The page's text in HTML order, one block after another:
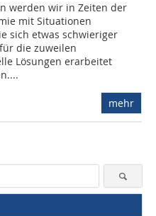
werden wir in Zeiten der
mit Situationen
sich etwas schwieriger
die zuweilen
Lösungen erarbeitet
mehr